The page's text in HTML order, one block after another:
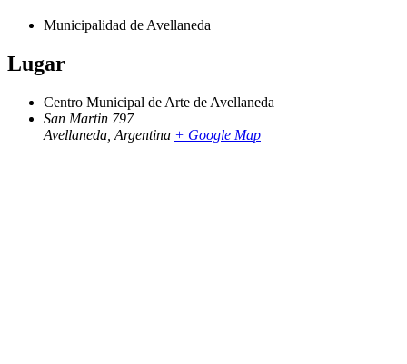
Municipalidad de Avellaneda
Lugar
Centro Municipal de Arte de Avellaneda
San Martin 797
Avellaneda Argentina + Google Map